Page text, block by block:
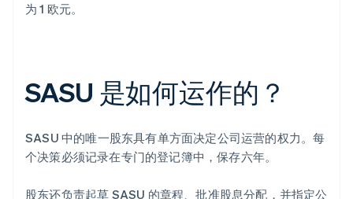
为 1 欧元。
SASU 是如何运作的？
SASU 中的唯一股东具有单方面决定公司运营的权力。每
个决策必须记录在专门的登记簿中，保存六年。
股东还负责起草 SASU 的章程、批准股息分配，并指定公